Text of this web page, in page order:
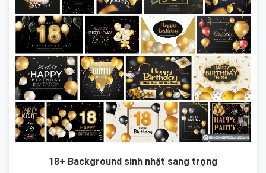
18+ Background sinh nhật sang trọng